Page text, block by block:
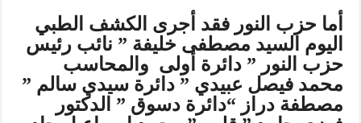
أما حزب النور فقد أجرى الكشف الطبي
اليوم السيد مصطفى خليفة ” نائب رئيس
حزب النور ” دائرة أولى والمحاسب
محمد فيصل عبيدي ” دائرة سيدي سالم ”
مصطفة دراز “دائرة دسوق ” الدكتور